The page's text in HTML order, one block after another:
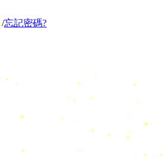
/忘記密碼?